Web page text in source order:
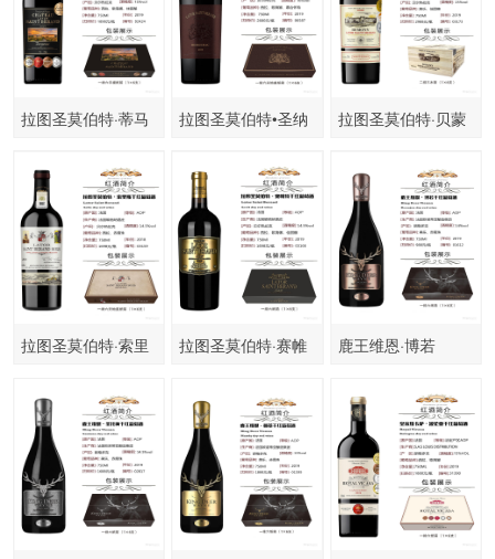
拉图圣莫伯特·蒂马
拉图圣莫伯特•圣纳
拉图圣莫伯特·贝蒙
拉图圣莫伯特·索里
拉图圣莫伯特·赛帷
鹿王维恩·博若